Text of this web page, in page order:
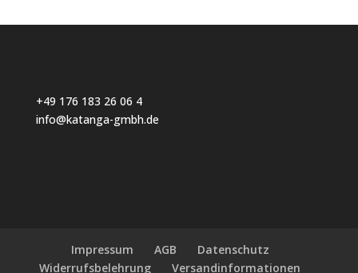
+49 176 183 26 06 4
info@katanga-gmbh.de
Impressum AGB
Datenschutz
Widerrufsbelehrung
Versandinformationen